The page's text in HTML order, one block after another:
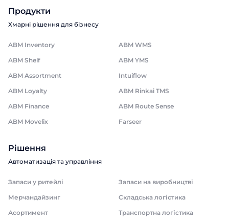
Продукти
Хмарні рішення для бізнесу
ABM Inventory
ABM WMS
ABM Shelf
ABM YMS
ABM Assortment
Intuiflow
ABM Loyalty
ABM Rinkai TMS
ABM Finance
ABM Route Sense
ABM Movelix
Farseer
Рішення
Автоматизація та управління
Запаси у ритейлі
Запаси на виробництві
Мерчандайзинг
Складська логістика
Асортимент
Транспортна логістика